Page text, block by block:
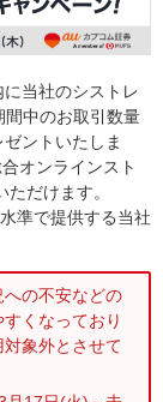
当社のシストレ
間中のお取引数量
ントいたしま
オンラインスト
だけます。
準で提供する当社
の不安などの
くなっており
象外とさせて